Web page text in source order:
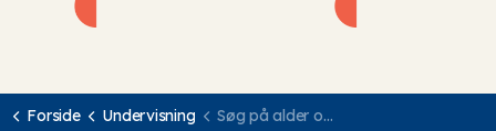
Forside Undervisning Søg på alder og undervisningssted